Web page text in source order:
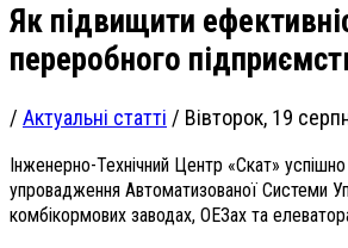
Як підвищити
переробного
/ Актуальні статті / Вівторок, 19
Інженерно-Технічний Центр «Скат»
упровадження Автоматизованої Системи
комбікормових заводах, ОЕЗах та